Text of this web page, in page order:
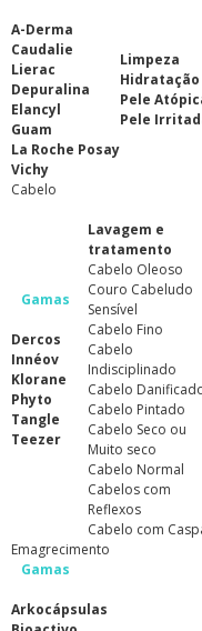
A-Derma
Caudalie
Lierac
Depuralina
Elancyl
Guam
La Roche Posay
Vichy
Limpeza
Hidratação
Pele
Pele
Cabelo
Gamas
Dercos
Innéov
Klorane
Phyto
Tangle
Teezer
Lavagem e
tratamento
Cabelo Oleoso
Couro Cabeludo
Sensível
Cabelo Fino
Cabelo
Indisciplinado
Cabelo
Cabelo Pintado
Cabelo Seco ou
Muito seco
Cabelo Normal
Cabelos com
Reflexos
Cabelo com
Emagrecimento
Gamas
Arkocápsulas